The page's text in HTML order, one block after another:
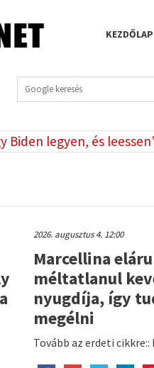
KEZDŐLAP
legyen, és leessen”
2026. augusztus 4. 12:00
Marcellina
méltatlanul
nyugdíja, így
megélni
Tovább az erdeti cikkre::